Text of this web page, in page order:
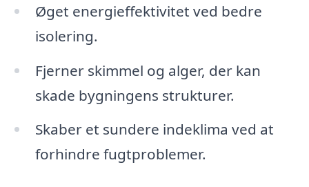
Øget energieffektivitet ved bedre
isolering.
Fjerner skimmel og alger, der kan
skade bygningens strukturer.
Skaber et sundere indeklima ved at
forhindre fugtproblemer.